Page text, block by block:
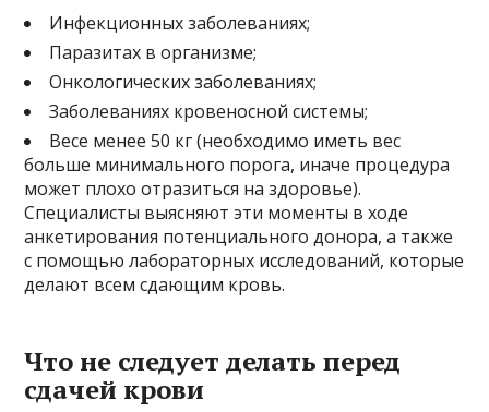
Инфекционных заболеваниях;
Паразитах в организме;
Онкологических заболеваниях;
Заболеваниях кровеносной системы;
Весе менее 50 кг (необходимо иметь вес
больше минимального порога, иначе процедура
может плохо отразиться на здоровье).
Специалисты выясняют эти моменты в ходе
анкетирования потенциального донора, а также
с помощью лабораторных исследований, которые
делают всем сдающим кровь.
Что не следует делать перед
сдачей крови